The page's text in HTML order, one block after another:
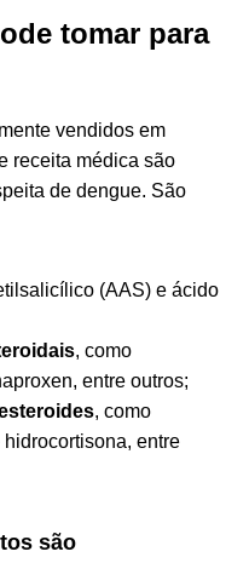
tomar para
vendidos em
receita médica são
de dengue. São
(AAS) e ácido
, como
entre outros;
, como
entre
são